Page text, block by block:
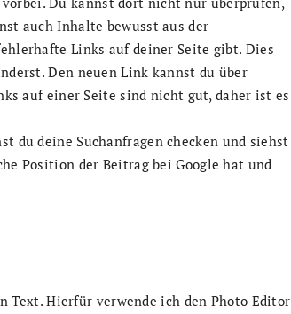
auch Inhalte bewusst aus der
Links auf deiner Seite gibt. Dies
Den neuen Link kannst du über
auf einer Seite sind nicht gut, daher ist es
du deine Suchanfragen checken und siehst
Position der Beitrag bei Google hat und
Hierfür verwende ich den Photo Editor